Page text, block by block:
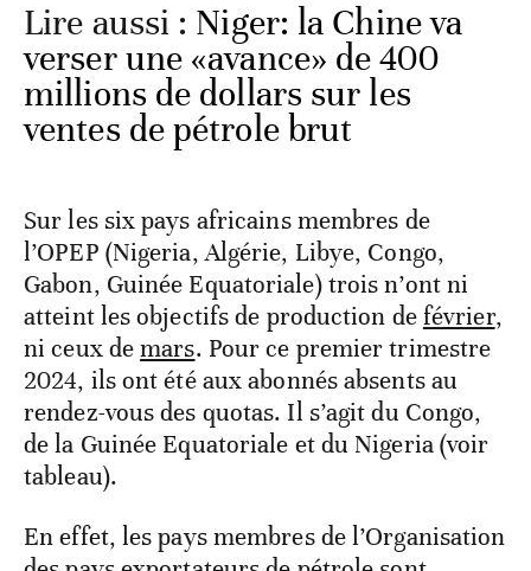
Lire aussi : Niger: la Chine va
verser une «avance» de 400
millions de dollars sur les
ventes de pétrole brut
Sur les six pays africains membres de
l’OPEP (Nigeria, Algérie, Libye, Congo,
Gabon, Guinée Equatoriale) trois n’ont ni
atteint les objectifs de production defévrier,
ni ceux demars. Pour ce premier trimestre
2024, ils ont été aux abonnés absents au
rendez-vous des quotas. Il s’agit du Congo,
de la Guinée Equatoriale et du Nigeria (voir
tableau).
En effet, les pays membres de l’Organisation